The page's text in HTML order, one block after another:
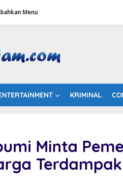
Menu
KRIMINAL
Minta